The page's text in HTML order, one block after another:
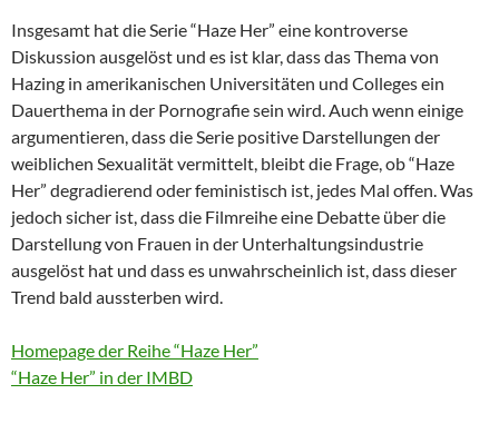
Insgesamt hat die Serie “Haze Her” eine kontroverse
Diskussion ausgelöst und es ist klar, dass das Thema von
Hazing in amerikanischen Universitäten und Colleges ein
Dauerthema in der Pornografie sein wird. Auch wenn einige
argumentieren, dass die Serie positive Darstellungen der
weiblichen Sexualität vermittelt, bleibt die Frage, ob “Haze
Her” degradierend oder feministisch ist, jedes Mal offen. Was
jedoch sicher ist, dass die Filmreihe eine Debatte über die
Darstellung von Frauen in der Unterhaltungsindustrie
ausgelöst hat und dass es unwahrscheinlich ist, dass dieser
Trend bald aussterben wird.
Homepage der Reihe “Haze Her”
“Haze Her” in der IMBD